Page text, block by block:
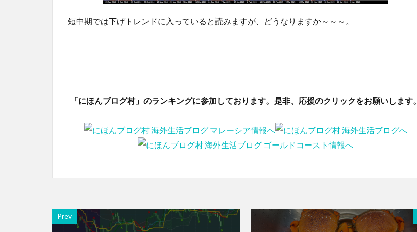
短中期では下げトレンドに入っていると読みますが、どうなりますか～～～。
「にほんブログ村」のランキングに参加しております。是非、応援のクリックをお願いします。
Prev